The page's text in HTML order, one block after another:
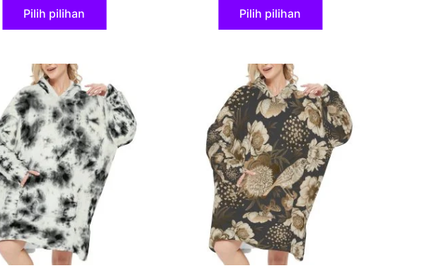
Pilih pilihan Pilih pilihan